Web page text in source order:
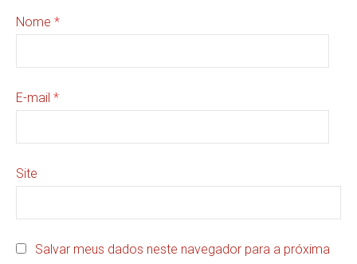
Nome *
E-mail *
Site
Salvar meus dados neste navegador para a próxima